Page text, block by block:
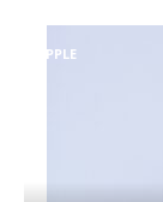
APPLE